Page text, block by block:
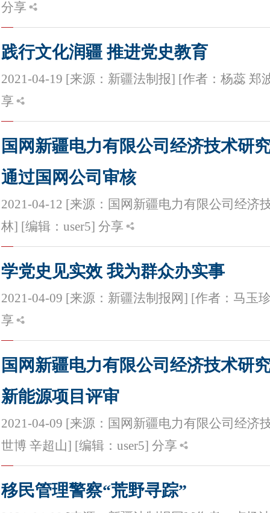
分享
践行文化润疆 推进党史教育
2021-04-19 [来源：新疆法制报] [作者：杨蕊 郑
享
国网新疆电力有限公司经济技术研
通过国网公司审核
2021-04-12 [来源：国网新疆电力有限公司经济
林] [编辑：user5] 分享
学党史见实效 我为群众办实事
2021-04-09 [来源：新疆法制报网] [作者：马玉
享
国网新疆电力有限公司经济技术研
新能源项目评审
2021-04-09 [来源：国网新疆电力有限公司经济
世博 辛超山] [编辑：user5] 分享
移民管理警察“荒野寻踪”